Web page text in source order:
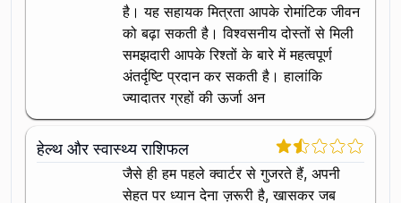
है। यह सहायक मित्रता आपके रोमांटिक जीवन
को बढ़ा सकती है। विश्वसनीय दोस्तों से मिली
समझदारी आपके रिश्तों के बारे में महत्वपूर्ण
अंतर्दृष्टि प्रदान कर सकती है। हालांकि
ज्यादातर ग्रहों की ऊर्जा अन
हेल्थ और स्वास्थ्य राशिफल
जैसे ही हम पहले क्वार्टर से गुजरते हैं, अपनी
सेहत पर ध्यान देना ज़रूरी है, खासकर जब